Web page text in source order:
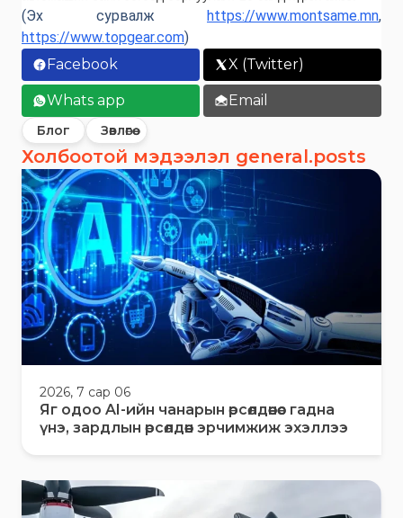
(Эх сурвалж https://www.montsame.mn,
https://www.topgear.com)
Facebook
X (Twitter)
Whats app Email
Блог Зөвлөгөө
Холбоотой мэдээлэл general.posts
2026, 7 сар 06
Яг одоо AI-ийн чанарын өрсөлдөөнөөс гадна
үнэ, зардлын өрсөлдөөн эрчимжиж эхэллээ